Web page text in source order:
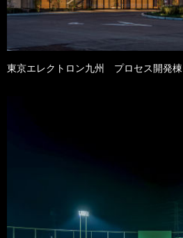
東京エレクトロン九州 プロセス開発棟